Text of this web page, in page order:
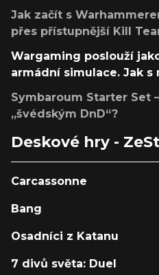
Jak začít s
přes přístupnější Kill
Wargaming poslouží
armádní simulace. Jak s
Symbaroum Starter Set
„švédským DnD“?
Deskové hry -
Carcassonne
Bang
Osadníci z Katanu
7 divů světa: Duel